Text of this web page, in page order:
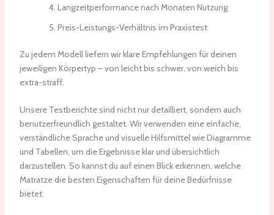
Langzeitperformance nach Monaten Nutzung
Preis-Leistungs-Verhältnis im Praxistest
Zu jedem Modell liefern wir klare Empfehlungen für deinen
jeweiligen Körpertyp – von leicht bis schwer, von weich bis
extra-straff.
Unsere Testberichte sind nicht nur detailliert, sondern auch
benutzerfreundlich gestaltet. Wir verwenden eine einfache,
verständliche Sprache und visuelle Hilfsmittel wie Diagramme
und Tabellen, um die Ergebnisse klar und übersichtlich
darzustellen. So kannst du auf einen Blick erkennen, welche
Matratze die besten Eigenschaften für deine Bedürfnisse
bietet.